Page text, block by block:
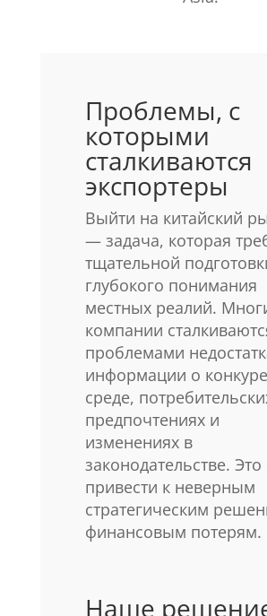
Проблемы, с
которыми
сталкиваются
экспортеры
Выйти на китайский
— задача, которая
тщательной
глубокого понимания
местных реалий.
компании
проблемами
информации о
среде,
предпочтениях и
изменениях в
законодательстве.
привести к неверным
стратегическим
финансовым потерям.
Наше